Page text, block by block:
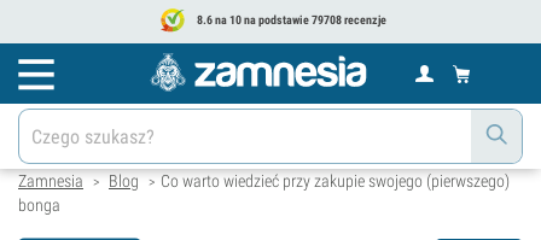
8.6 na 10 na podstawie 79708 recenzje
Zamnesia > Blog > Co warto wiedzieć przy zakupie swojego (pierwszego)
bonga